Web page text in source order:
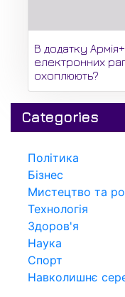
В додатку
електронних
охоплюють?
Categories
Політика
Бізнес
Мистецтво та
Технологія
Здоров'я
Наука
Спорт
Навколишнє